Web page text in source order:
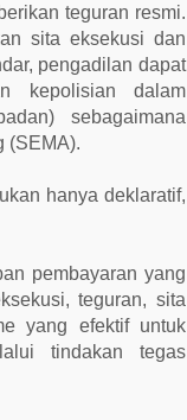
teguran resmi.
sita eksekusi dan
pengadilan dapat
kepolisian dalam
sebagaimana
(SEMA).
hanya deklaratif,
pembayaran yang
teguran, sita
yang efektif untuk
tindakan tegas